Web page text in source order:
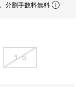
分割手数料無料
１５